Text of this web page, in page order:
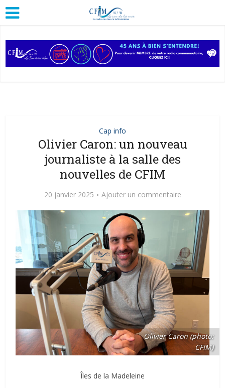
Cap info
Olivier Caron: un nouveau
journaliste à la salle des
nouvelles de CFIM
20 janvier 2025 Ajouter un commentaire
Olivier Caron (photo:
CFIM)
Îles de la Madeleine